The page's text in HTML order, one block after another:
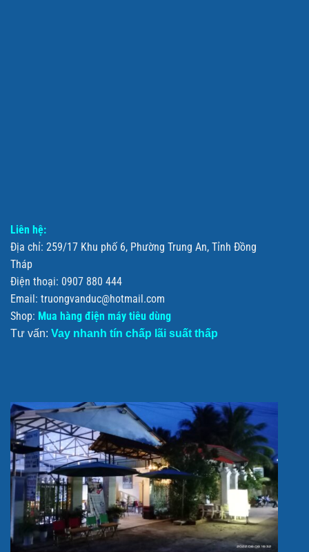
Liên hệ:
Địa chỉ: 259/17 Khu phố 6, Phường Trung An, Tỉnh Đồng
Tháp
Điện thoại: 0907 880 444
Email: truongvanduc@hotmail.com
Shop: Mua hàng điện máy tiêu dùng
Tư vấn: Vay nhanh tín chấp lãi suất thấp